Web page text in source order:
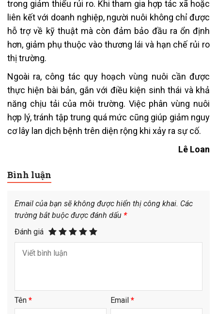
trong giảm thiểu rủi ro. Khi tham gia hợp tác xã hoặc
liên kết với doanh nghiệp, người nuôi không chỉ được
hỗ trợ về kỹ thuật mà còn đảm bảo đầu ra ổn định
hơn, giảm phụ thuộc vào thương lái và hạn chế rủi ro
thị trường.
Ngoài ra, công tác quy hoạch vùng nuôi cần được
thực hiện bài bản, gắn với điều kiện sinh thái và khả
năng chịu tải của môi trường. Việc phân vùng nuôi
hợp lý, tránh tập trung quá mức cũng giúp giảm nguy
cơ lây lan dịch bệnh trên diện rộng khi xảy ra sự cố.
Lê Loan
Bình luận
Email của bạn sẽ không được hiển thị công khai. Các
trường bắt buộc được đánh dấu *
Đánh giá
Tên * Email *